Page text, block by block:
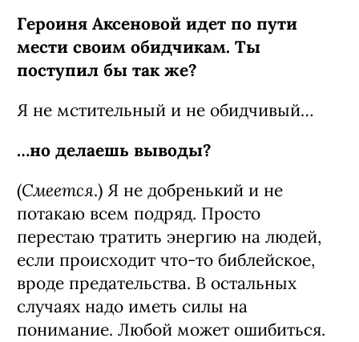
Героиня Аксеновой идет по пути
мести своим обидчикам. Ты
поступил бы так же?
Я не мстительный и не обидчивый…
…но делаешь выводы?
(Смеется.) Я не добренький и не
потакаю всем подряд. Просто
перестаю тратить энергию на людей,
если происходит что-то библейское,
вроде предательства. В остальных
случаях надо иметь силы на
понимание. Любой может ошибиться.